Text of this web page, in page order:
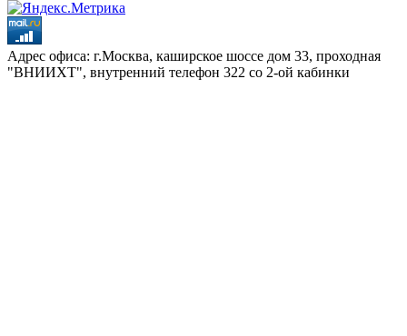
Адрес офиса: г.Москва, каширское шоссе дом 33, проходная
"ВНИИХТ", внутренний телефон 322 со 2-ой кабинки